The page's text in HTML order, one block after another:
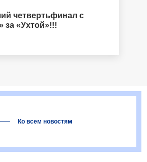
четвертьфинал с
за «Ухтой»!!!
Ко всем новостям